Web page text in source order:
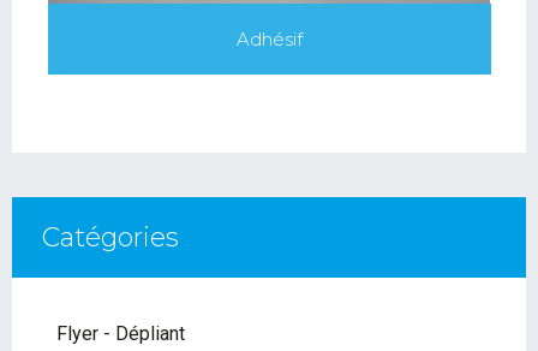
Adhésif
Catégories
Flyer - Dépliant